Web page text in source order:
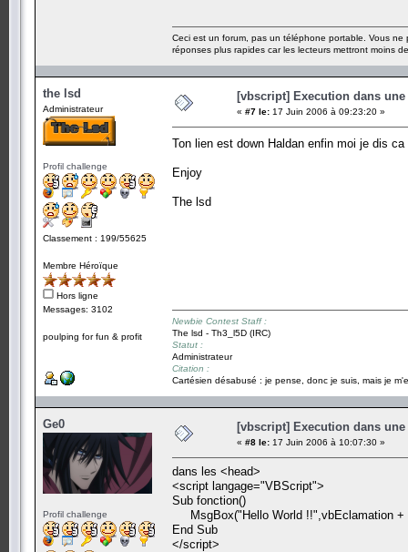
Ceci est un forum, pas un téléphone portable. Vous
réponses plus rapides car les lecteurs mettront moins
the lsd
Administrateur
Profil challenge
Classement : 199/55625
Membre Héroïque
Hors ligne
Messages: 3102
poulping for fun & profit
[vbscript] Execution dans une
« #7 le: 17 Juin 2006 à 09:23:20 »
Ton lien est down Haldan enfin moi je dis
Enjoy
The lsd
Newbie Contest Staff :
The lsd - Th3_l5D (IRC)
Statut :
Administrateur
Citation :
Cartésien désabusé : je pense, donc je suis, mais je
Ge0
Profil challenge
[vbscript] Execution dans une
« #8 le: 17 Juin 2006 à 10:07:30 »
dans les <head>
<script langage="VBScript">
Sub fonction()
MsgBox("Hello World !!",vbEclamation +
End Sub
</script>